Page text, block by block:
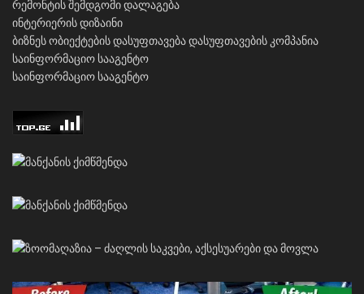
რემონტის შემდგომი დალაგება
ინტერიერის დიზაინი
ბიზნეს ობიექტების დასუფთავებადასუფთავების კომპანია
საინფორმაციო სააგენტო
საინფორმაციო სააგენტო